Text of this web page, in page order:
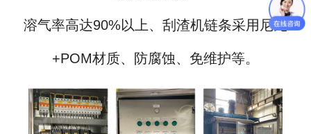
溶气率高达90%以上、刮渣机链条采用尼龙
+POM材质、防腐蚀、免维护等。